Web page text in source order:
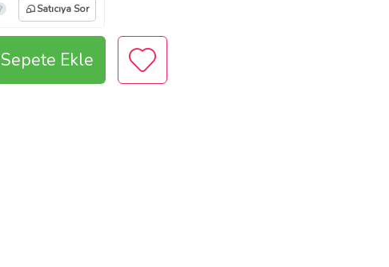
Satıcıya Sor
Sepete Ekle